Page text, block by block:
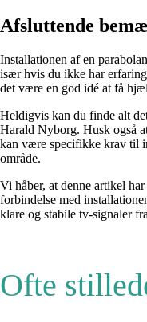
Afsluttende
Installationen af en
især hvis du ikke har
det være en god idé at få
Heldigvis kan du finde alt
Harald Nyborg. Husk også
kan være specifikke krav til
område.
Vi håber, at denne artikel
forbindelse med
klare og stabile tv-signaler
Ofte